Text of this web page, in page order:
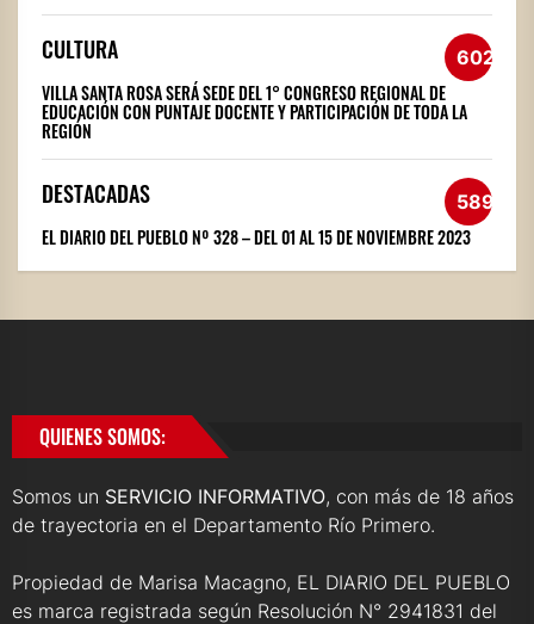
CULTURA 602
VILLA SANTA ROSA SERÁ SEDE DEL 1° CONGRESO REGIONAL DE
EDUCACIÓN CON PUNTAJE DOCENTE Y PARTICIPACIÓN DE TODA LA
REGIÓN
DESTACADAS 589
EL DIARIO DEL PUEBLO Nº 328 – DEL 01 AL 15 DE NOVIEMBRE 2023
QUIENES SOMOS:
Somos un SERVICIO INFORMATIVO, con más de 18 años
de trayectoria en el Departamento Río Primero.
Propiedad de Marisa Macagno, EL DIARIO DEL PUEBLO
es marca registrada según Resolución N° 2941831 del